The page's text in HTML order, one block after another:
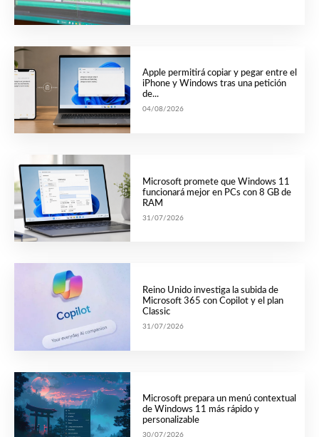
Apple permitirá copiar y pegar entre el
iPhone y Windows tras una petición
de...
04/08/2026
Microsoft promete que Windows 11
funcionará mejor en PCs con 8 GB de
RAM
31/07/2026
Reino Unido investiga la subida de
Microsoft 365 con Copilot y el plan
Classic
31/07/2026
Microsoft prepara un menú contextual
de Windows 11 más rápido y
personalizable
30/07/2026